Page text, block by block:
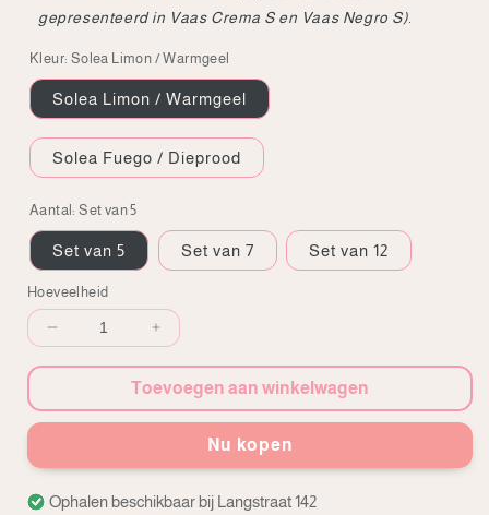
gepresenteerd in Vaas Crema S en Vaas Negro S).
Kleur: Solea Limon / Warmgeel
Solea Limon / Warmgeel
Solea Fuego / Dieprood
Aantal:Set van 5
Set van 5 Set van 7 Set van 12
Hoeveelheid
Hoeveelheid
Zonnebloemen
Verhoog
voor
Zonnebloemen
Toevoegen aan winkelwagen
Nu kopen
Ophalen beschikbaar bij Langstraat 142